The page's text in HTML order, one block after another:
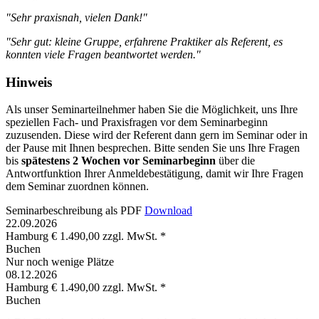
"Sehr praxisnah, vielen Dank!"
"Sehr gut: kleine Gruppe, erfahrene Praktiker als Referent, es
konnten viele Fragen beantwortet werden."
Hinweis
Als unser Seminarteilnehmer haben Sie die Möglichkeit, uns Ihre
speziellen Fach- und Praxisfragen vor dem Seminarbeginn
zuzusenden. Diese wird der Referent dann gern im Seminar oder in
der Pause mit Ihnen besprechen. Bitte senden Sie uns Ihre Fragen
bis spätestens 2 Wochen vor Seminarbeginn über die
Antwortfunktion Ihrer Anmeldebestätigung, damit wir Ihre Fragen
dem Seminar zuordnen können.
Seminarbeschreibung als PDF Download
22.09.2026
Hamburg € 1.490,00 zzgl. MwSt. *
Buchen
Nur noch wenige Plätze
08.12.2026
Hamburg € 1.490,00 zzgl. MwSt. *
Buchen